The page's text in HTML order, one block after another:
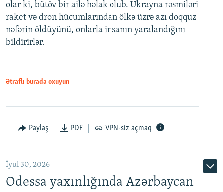
olar ki, bütöv bir ailə həlak olub. Ukrayna rəsmiləri
raket və dron hücumlarından ölkə üzrə azı doqquz
nəfərin öldüyünü, onlarla insanın yaralandığını
bildirirlər.
Ətraflı burada oxuyun
Paylaş PDF VPN-siz açmaq
İyul 30, 2026
Odessa yaxınlığında Azərbaycan